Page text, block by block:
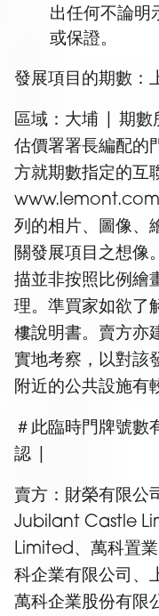
出任何不論明
或保證。
發展項目的期數：
區域：大埔 | 期數
估價署署長編配的
方就期數指定的互
列的相片、圖像、
關發展項目之想像
描並非按照比例繪
理。準買家如欲了
樓說明書。賣方亦
實地考察，以對該
附近的公共設施有
＃此臨時門牌號數
認 |
賣方：財榮有限公
Jubilant Castle
Limited、萬科置
科企業有限公司、
萬科企業股份有限